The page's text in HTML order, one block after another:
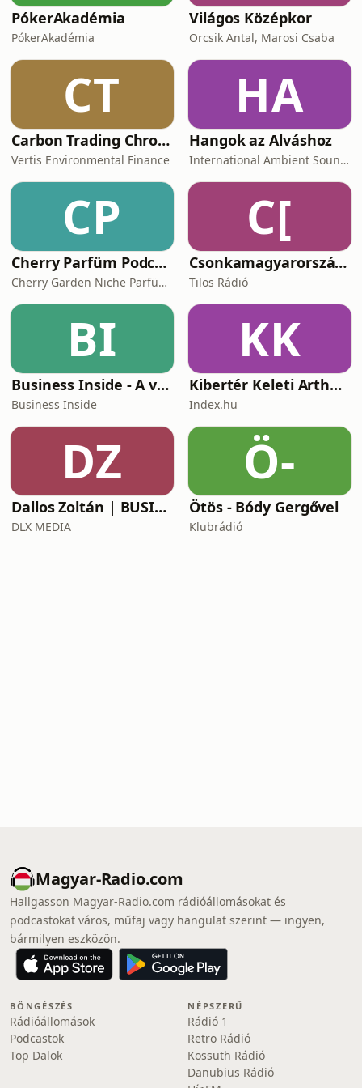
PókerAkadémia
PókerAkadémia
Világos Középkor
Orcsik Antal, Marosi Csaba
CT
Carbon Trading Chronicles
Vertis Environmental Finance
HA
Hangok az Alváshoz
International Ambient Sounds
CP
Cherry Parfüm Podcast
Cherry Garden Niche Parfüméria
C[
Csonkamagyarország [Tilos Rádió podcast]
Tilos Rádió
BI
Business Inside - A vállalkozók pszichológiája
Business Inside
KK
Kibertér Keleti Arthurral
Index.hu
DZ
Dallos Zoltán | BUSINESS
DLX MEDIA
Ö-
Ötös - Bódy Gergővel
Klubrádió
Magyar-Radio.com
Hallgasson Magyar-Radio.com rádióállomásokat és
podcastokat város, műfaj vagy hangulat szerint — ingyen,
bármilyen eszközön.
BÖNGÉSZÉS
Rádióállomások
Podcastok
Top Dalok
NÉPSZERŰ
Rádió 1
Retro Rádió
Kossuth Rádió
Danubius Rádió